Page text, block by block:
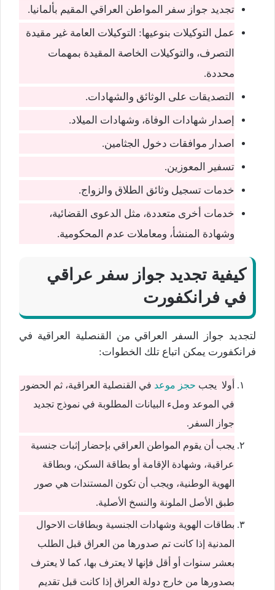
تجديد جواز سفر المواطن العراقي المقيم بألمانيا.
عمل التوكيلات بنوعيها: التوكيلات العامة غير مقيدة
التصرف، والتوكيلات الخاصة المقيدة بمهمات
محددة.
التصديقات على الوثائق والشهادات.
إصدار شهادات الوفاة، وشهادات الميلاد.
اصدار موافقات دخول الجثامين.
تسفير المعوزين.
خدمات تسجيل وثائق الطلاق والزواج.
خدمات أخرى متعددة، مثل الدعوى القضائية،
وشهادة المنشأ، ومعاملات عدم المحكومية.
كيفية تجديد جواز سفر عراقي
في فرانكفورت
لتجديد جواز السفر العراقي من القنصلية العراقية في
فرانكفورت يمكن اتباع تلك الخطوات:
أولا يجب حجز موعد في القنصلية العراقية، ثم الحضور
في الموعد وملء البيانات المطلوبة في نموذج تجديد
جواز السفر.
يجب أن يقوم المواطن العراقي بإحضار إثبات جنسية
عراقية، وشهادة الإقامة أو بطاقة السكن، وبطاقة
الهوية الوطنية، ويجب أن تكون المستندات هي صور
طبق الأصل الملونة والنسخ الأصلية.
بطاقات الهوية وشهادات الجنسية وبطاقات الاحوال
المدنية إذا كانت تم صدورها من العراق قبل الطلب
بعشر سنوات أو أقل فإنها لا يعترف بها، كما لا يعترف
بصدورها من خارج دولة العراق إذا كانت قبل تقديم